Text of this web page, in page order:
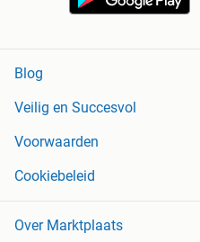
Blog
Veilig en Succesvol
Voorwaarden
Cookiebeleid
Over Marktplaats